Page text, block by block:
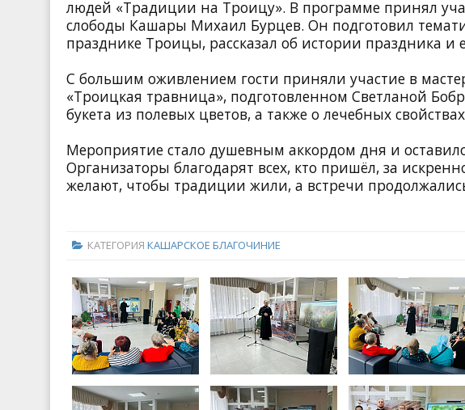
людей «Традиции на Троицу». В программе принял
слободы Кашары Михаил Бурцев. Он подготовил
празднике Троицы, рассказал об истории праздника и
С большим оживлением гости приняли участие в
«Троицкая травница», подготовленном Светланой
букета из полевых цветов, а также о лечебных
Мероприятие стало душевным аккордом дня и
Организаторы благодарят всех, кто пришёл, за
желают, чтобы традиции жили, а встречи
КАТЕГОРИЯ КАШАРСКОЕ БЛАГОЧИНИЕ